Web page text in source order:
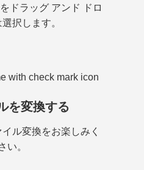
ドラッグ アンド ドロ
択します。
を変換する
ル変換をお楽しみく
い。